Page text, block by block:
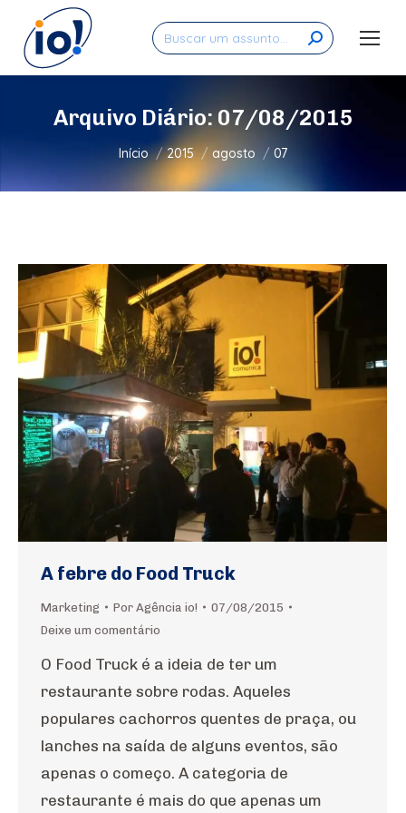
Search:
Arquivo Diário:07/08/2015
Você está aqui:
Início 2015 agosto 07
A febre do Food Truck
Marketing Por Agência io!
07/08/2015
Deixe um comentário
O Food Truck é a ideia de ter um
restaurante sobre rodas. Aqueles
populares cachorros quentes de praça, ou
lanches na saída de alguns eventos, são
apenas o começo. A categoria de
restaurante é mais do que apenas um